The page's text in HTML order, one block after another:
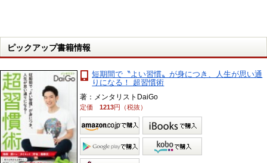
ピックアップ書籍情報
短期間で〝よい習慣〟が身につき、人生が思い通
りになる！ 超習慣術
著：メンタリストDaiGo
定価1213円（税抜）